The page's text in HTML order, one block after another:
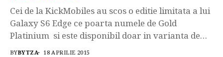
Cei de la KickMobiles au scos o editie limitata a lui
Galaxy S6 Edge ce poarta numele de Gold
Platinium si este disponibil doar in varianta de
128GB la pretul „modic” de 7.989 dolari + taxele
BYBYTZA 18 APRILIE 2015